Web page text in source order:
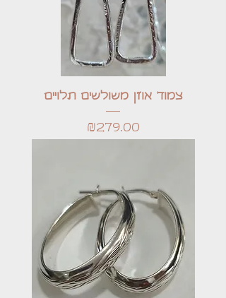
צמוד אוזן משולשים תלויים
Price
₪279.00